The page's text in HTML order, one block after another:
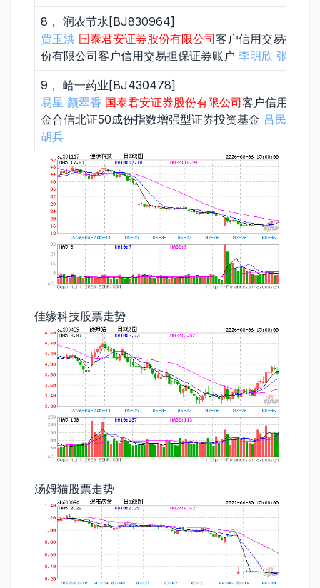
8， 润农节水[BJ830964]
贾玉洪 国泰君安证券股份有限公司客户信用交易担保
份有限公司客户信用交易担保证券账户 李明欣 张国峰
9， 峆一药业[BJ430478]
易星 颜翠香 国泰君安证券股份有限公司客户信用交易
金合信北证50成份指数增强型证券投资基金 吕民选
胡兵
佳缘科技股票走势
汤姆猫股票走势